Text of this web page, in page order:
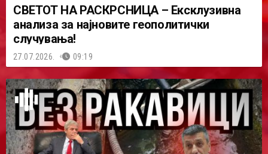
СВЕТОТ НА РАСКРСНИЦА – Ексклузивна
анализа за најновите геополитички
случувања!
27.07.2026. 09:19